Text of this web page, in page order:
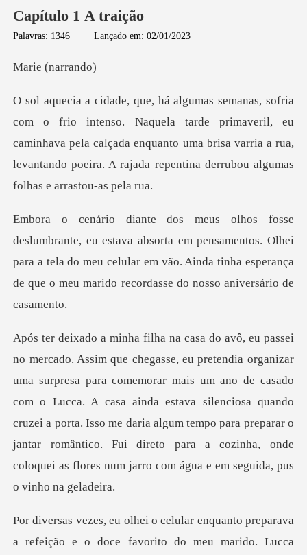
Capítulo 1 A traição
Palavras: 1346 |Lançado em: 02/01/2023
(nar
a tarde primaveril, eu
caminhava pela calçada enquanto uma brisa varria a rua,
lev
ta em pensamentos. Olhei
para a tela do meu celular em vão. Ainda tinha es
emorar mais um ano de casado
com o Lucca. A casa ainda estava silenciosa quando
cruzei a porta. Isso me daria algum tempo para prepar